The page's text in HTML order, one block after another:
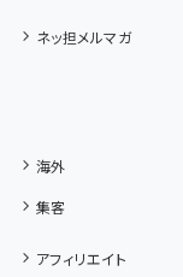
ネッ担メルマガ
海外
集客
アフィリエイト